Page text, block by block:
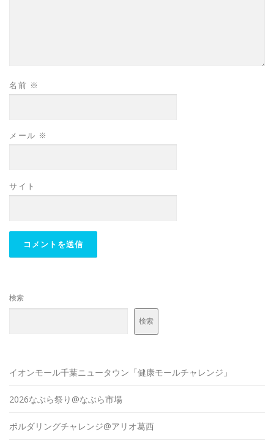
名前 ※
メール ※
サイト
検索
検索
イオンモール千葉ニュータウン「健康モールチャレンジ」
2026なぶら祭り@なぶら市場
ボルダリングチャレンジ@アリオ葛西